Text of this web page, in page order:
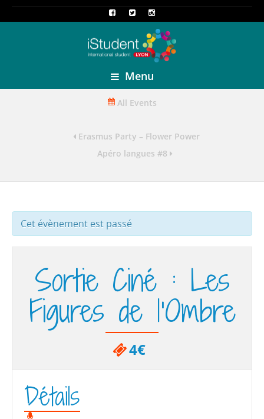
Menu
All Events
Erasmus Party – Flower Power
Apéro langues #8
Cet évènement est passé
Sortie Ciné : Les
Figures de l’Ombre
4€
Détails